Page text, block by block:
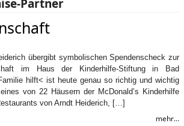
Partner
übergibt symbolischen Spendenscheck zur
im Haus der Kinderhilfe-Stiftung in Bad
hilft< ist heute genau so richtig und wichtig
von 22 Häusern der McDonald’s Kinderhilfe
von Arndt Heiderich, […]
mehr...